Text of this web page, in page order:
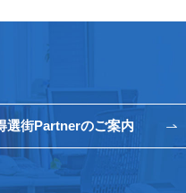
選街Partnerのご案内